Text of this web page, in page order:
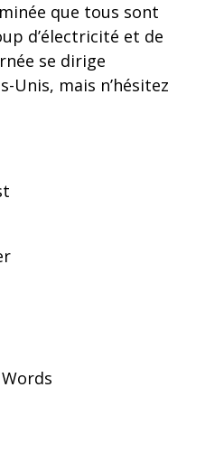
que tous sont
d’électricité et de
se dirige
Unis, mais n’hésitez